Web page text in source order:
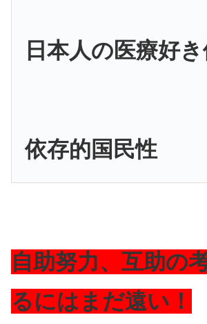
日本人の医療好
依存的国民性
自助努力、互助の
るにはまだ遠い！